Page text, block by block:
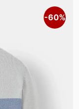
-60%